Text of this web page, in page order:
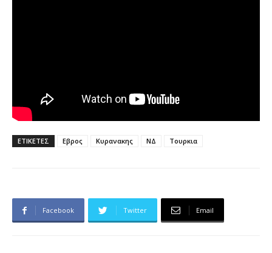
ΕΤΙΚΕΤΕΣ Εβρος Κυρανακης ΝΔ Τουρκια
Facebook Twitter Email